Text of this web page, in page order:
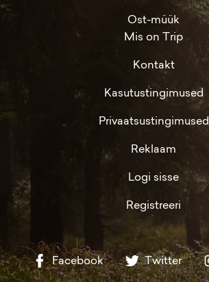
Ost-müük
Mis on Trip
Kontakt
Kasutustingimused
Privaatsustingimused
Reklaam
Logi sisse
Registreeri
Facebook Twitter